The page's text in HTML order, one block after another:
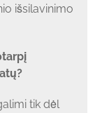
išsilavinimo
tik dėl